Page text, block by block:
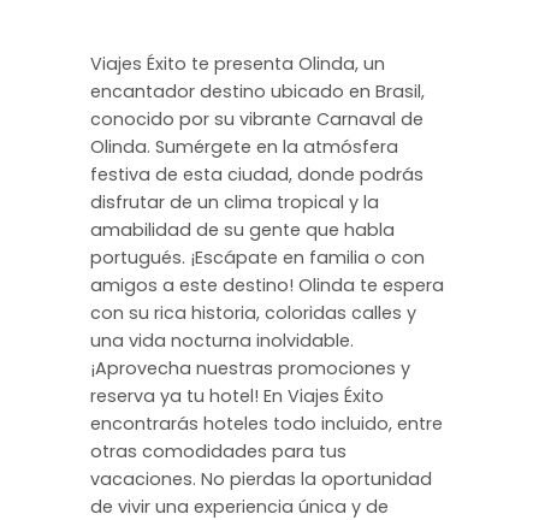
Viajes Éxito te presenta Olinda, un
encantador destino ubicado en Brasil,
conocido por su vibrante Carnaval de
Olinda. Sumérgete en la atmósfera
festiva de esta ciudad, donde podrás
disfrutar de un clima tropical y la
amabilidad de su gente que habla
portugués. ¡Escápate en familia o con
amigos a este destino! Olinda te espera
con su rica historia, coloridas calles y
una vida nocturna inolvidable.
¡Aprovecha nuestras promociones y
reserva ya tu hotel! En Viajes Éxito
encontrarás hoteles todo incluido, entre
otras comodidades para tus
vacaciones. No pierdas la oportunidad
de vivir una experiencia única y de